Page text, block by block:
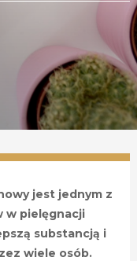
jest jednym z
w pielęgnacji
substancją i
wiele osób.